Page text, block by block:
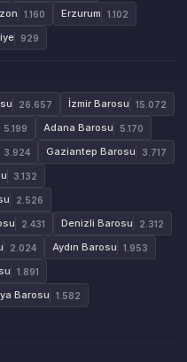
1.160 Erzurum 1.102
929
26.657 İzmir Barosu 15.072
5.199 Adana Barosu 5.170
3.924 Gaziantep Barosu 3.717
3.132
2.526
2.431 Denizli Barosu 2.312
2.024 Aydın Barosu 1.953
1.891
Barosu 1.582